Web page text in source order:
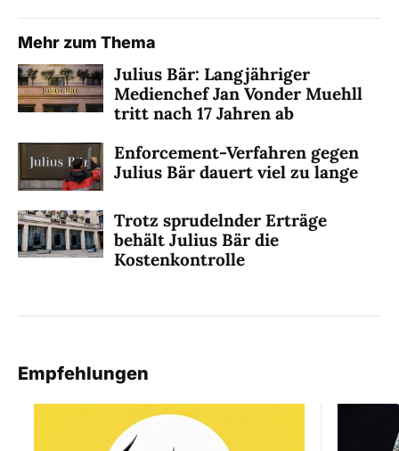
Mehr zum Thema
Julius Bär: Langjähriger
Medienchef Jan Vonder Muehll
tritt nach 17 Jahren ab
Enforcement-Verfahren gegen
Julius Bär dauert viel zu lange
Trotz sprudelnder Erträge
behält Julius Bär die
Kostenkontrolle
Empfehlungen